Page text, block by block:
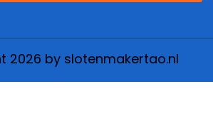
2026 by slotenmakertao.nl